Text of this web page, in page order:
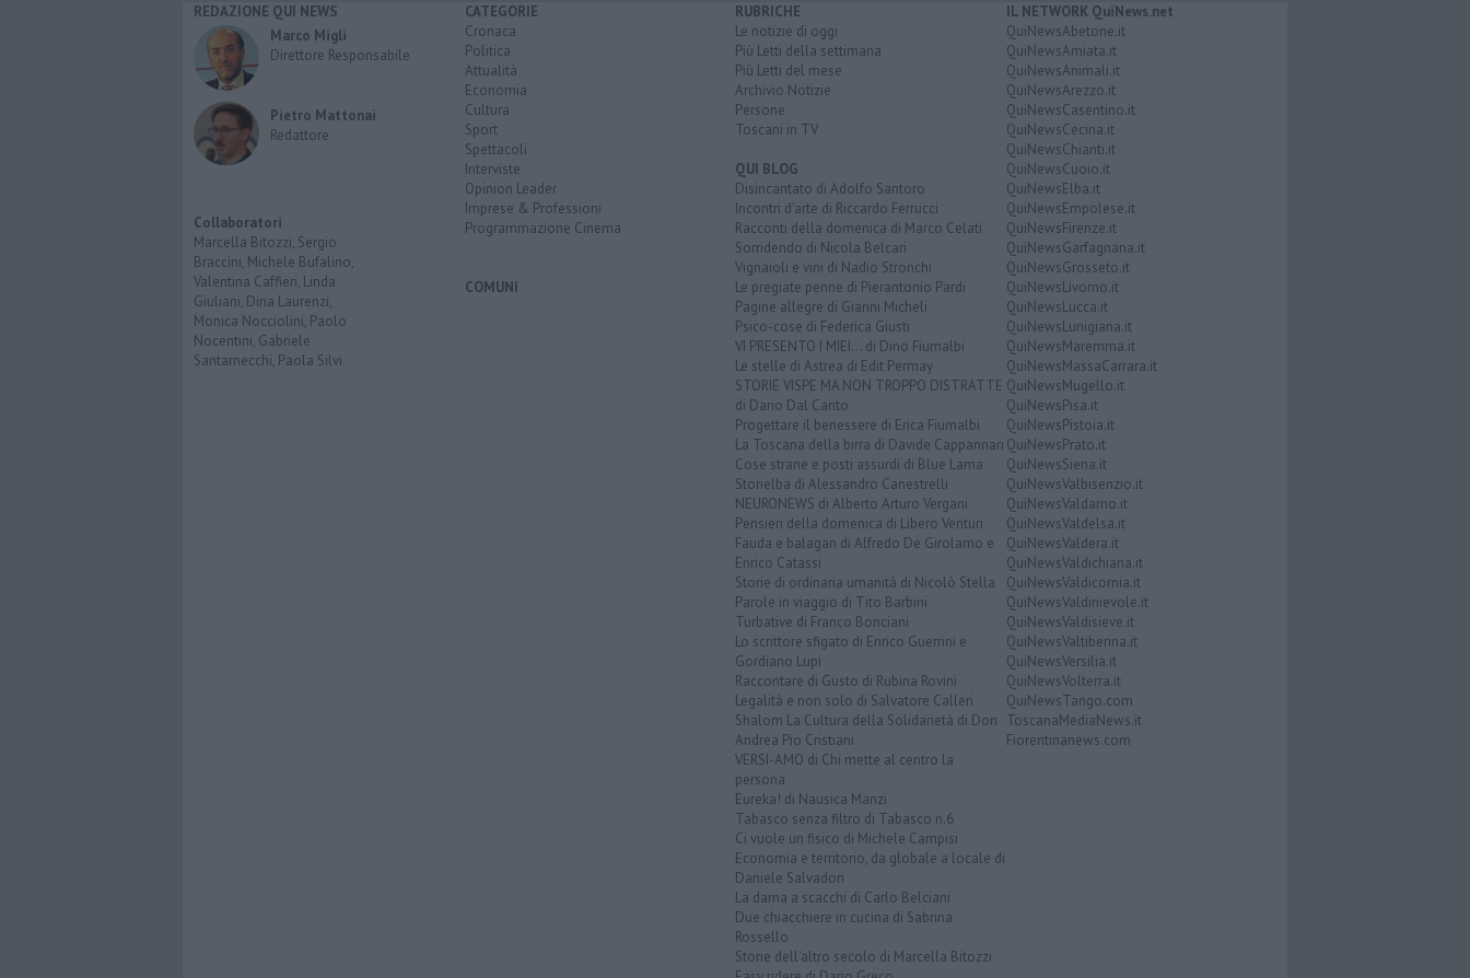
REDAZIONE QUI NEWS
Marco Migli
Direttore Responsabile
Pietro Mattonai
Redattore
Collaboratori
Marcella Bitozzi, Sergio
Braccini, Michele Bufalino,
Valentina Caffieri, Linda
Giuliani, Dina Laurenzi,
Monica Nocciolini, Paolo
Nocentini, Gabriele
Santarnecchi, Paola Silvi.
CATEGORIE
Cronaca
Politica
Attualità
Economia
Cultura
Sport
Spettacoli
Interviste
Opinion Leader
Imprese & Professioni
Programmazione Cinema
COMUNI
RUBRICHE
Le notizie di oggi
Più Letti della settimana
Più Letti del mese
Archivio Notizie
Persone
Toscani in TV
QUI BLOG
Disincantato di Adolfo Santoro
Incontri d'arte di Riccardo Ferrucci
Racconti della domenica di Marco Celati
Sorridendo di Nicola Belcari
Vignaioli e vini di Nadio Stronchi
Le pregiate penne di Pierantonio Pardi
Pagine allegre di Gianni Micheli
Psico-cose di Federica Giusti
VI PRESENTO I MIEI... di Dino Fiumalbi
Le stelle di Astrea di Edit Permay
STORIE VISPE MA NON TROPPO DISTRATTE
di Dario Dal Canto
Progettare il benessere di Erica Fiumalbi
La Toscana della birra di Davide Cappannari
Cose strane e posti assurdi di Blue Lama
Storielba di Alessandro Canestrelli
NEURONEWS di Alberto Arturo Vergani
Pensieri della domenica di Libero Venturi
Fauda e balagan di Alfredo De Girolamo e
Enrico Catassi
Storie di ordinaria umanità di Nicolò Stella
Parole in viaggio di Tito Barbini
Turbative di Franco Bonciani
Lo scrittore sfigato di Enrico Guerrini e
Gordiano Lupi
Raccontare di Gusto di Rubina Rovini
Legalità e non solo di Salvatore Calleri
Shalom La Cultura della Solidarietà di Don
Andrea Pio Cristiani
VERSI-AMO di Chi mette al centro la
persona
Eureka! di Nausica Manzi
Tabasco senza filtro di Tabasco n.6
Ci vuole un fisico di Michele Campisi
Economia e territorio, da globale a locale di
Daniele Salvadori
La dama a scacchi di Carlo Belciani
Due chiacchiere in cucina di Sabrina
Rossello
Storie dell'altro secolo di Marcella Bitozzi
IL NETWORK QuiNews.net
QuiNewsAbetone.it
QuiNewsAmiata.it
QuiNewsAnimali.it
QuiNewsArezzo.it
QuiNewsCasentino.it
QuiNewsCecina.it
QuiNewsChianti.it
QuiNewsCuoio.it
QuiNewsElba.it
QuiNewsEmpolese.it
QuiNewsFirenze.it
QuiNewsGarfagnana.it
QuiNewsGrosseto.it
QuiNewsLivorno.it
QuiNewsLucca.it
QuiNewsLunigiana.it
QuiNewsMaremma.it
QuiNewsMassaCarrara.it
QuiNewsMugello.it
QuiNewsPisa.it
QuiNewsPistoia.it
QuiNewsPrato.it
QuiNewsSiena.it
QuiNewsValbisenzio.it
QuiNewsValdarno.it
QuiNewsValdelsa.it
QuiNewsValdera.it
QuiNewsValdichiana.it
QuiNewsValdicornia.it
QuiNewsValdinievole.it
QuiNewsValdisieve.it
QuiNewsValtiberina.it
QuiNewsVersilia.it
QuiNewsVolterra.it
QuiNewsTango.com
ToscanaMediaNews.it
Fiorentinanews.com